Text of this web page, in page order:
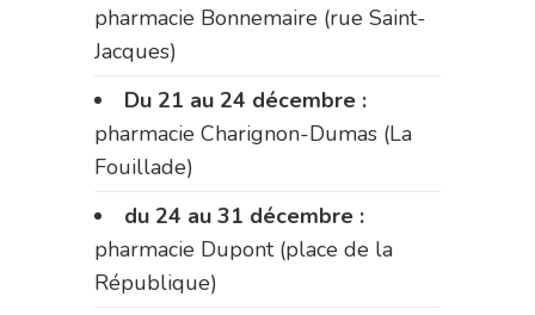
pharmacie Bonnemaire (rue Saint-
Jacques)
Du 21 au 24 décembre :
pharmacie Charignon-Dumas (La
Fouillade)
du 24 au 31 décembre :
pharmacie Dupont (place de la
République)